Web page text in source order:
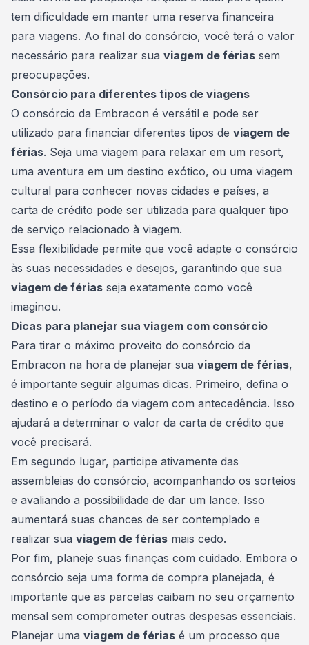
tem dificuldade em manter uma reserva financeira
para viagens. Ao final do consórcio, você terá o valor
necessário para realizar sua viagem de férias sem
preocupações.
Consórcio para diferentes tipos de viagens
O consórcio da Embracon é versátil e pode ser
utilizado para financiar diferentes tipos de viagem de
férias. Seja uma viagem para relaxar em um resort,
uma aventura em um destino exótico, ou uma viagem
cultural para conhecer novas cidades e países, a
carta de crédito pode ser utilizada para qualquer tipo
de serviço relacionado à viagem.
Essa flexibilidade permite que você adapte o consórcio
às suas necessidades e desejos, garantindo que sua
viagem de férias seja exatamente como você
imaginou.
Dicas para planejar sua viagem com consórcio
Para tirar o máximo proveito do consórcio da
Embracon na hora de planejar sua viagem de férias,
é importante seguir algumas dicas. Primeiro, defina o
destino e o período da viagem com antecedência. Isso
ajudará a determinar o valor da carta de crédito que
você precisará.
Em segundo lugar, participe ativamente das
assembleias do consórcio, acompanhando os sorteios
e avaliando a possibilidade de dar um lance. Isso
aumentará suas chances de ser contemplado e
realizar sua viagem de férias mais cedo.
Por fim, planeje suas finanças com cuidado. Embora o
consórcio seja uma forma de compra planejada, é
importante que as parcelas caibam no seu orçamento
mensal sem comprometer outras despesas essenciais.
Planejar uma viagem de férias é um processo que